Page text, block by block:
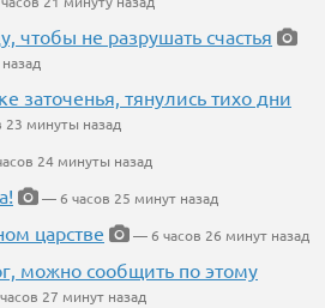
чтобы не разрушать счастья
заточенья, тянулись тихо дни
23 минуты назад
24 минуты назад
— 6 часов 25 минут назад
царстве
— 6 часов 26 минут назад
можно сообщить по этому
27 минут назад